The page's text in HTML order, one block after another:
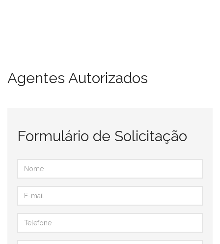
Agentes Autorizados
Formulário de Solicitação